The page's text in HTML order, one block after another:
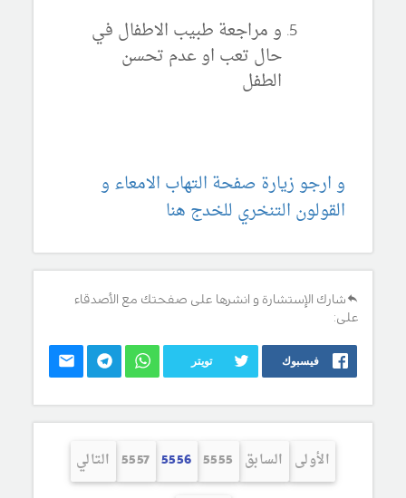
و مراجعة طبيب الاطفال في
حال تعب او عدم تحسن
الطفل
و ارجو زيارة صفحة التهاب الامعاء و
القولون التنخري للخدج هنا
شارك الإستشارة و انشرها على صفحتك مع الأصدقاء
على:
فيسبوك تويتر
الأولى السابق 5555
5556
5557 التالي